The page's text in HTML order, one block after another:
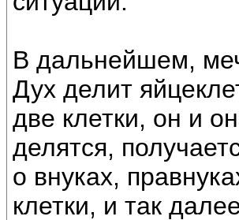
В дальнейшем,
Дух делит
две клетки, он и
делятся,
о внуках,
клетки, и так